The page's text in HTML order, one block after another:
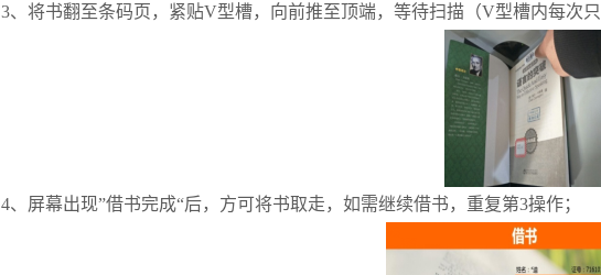
3、将书翻至条码页，紧贴V型槽，向前推至顶端，等待扫描（V型槽内每次
4、屏幕出现”借书完成“后，方可将书取走，如需继续借书，重复第3操作；